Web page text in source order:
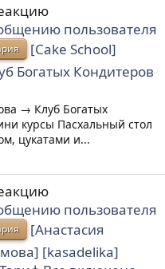
пользователя
[Cake School]
Богатых Кондитеров
→ Клуб Богатых
курсы Пасхальный стол
цукатами и...
пользователя
[Анастасия
[kasadelika]